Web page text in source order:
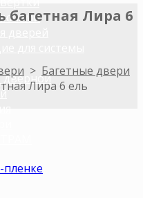
для системы
дверной
Лира 6
> Багетные двери
Лира 6 ель